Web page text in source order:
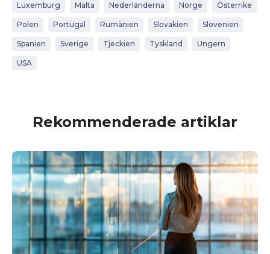
Luxemburg Malta Nederländerna Norge Österrike
Polen Portugal Rumänien Slovakien Slovenien
Spanien Sverige Tjeckien Tyskland Ungern
USA
Rekommenderade artiklar